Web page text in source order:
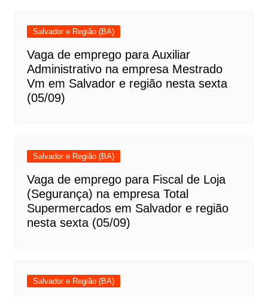
Salvador e Região (BA)
Vaga de emprego para Auxiliar
Administrativo na empresa Mestrado
Vm em Salvador e região nesta sexta
(05/09)
Salvador e Região (BA)
Vaga de emprego para Fiscal de Loja
(Segurança) na empresa Total
Supermercados em Salvador e região
nesta sexta (05/09)
Salvador e Região (BA)